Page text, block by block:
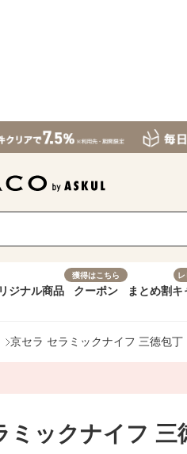
ジナル商品
獲得はこちら
クーポン まとめ割キ
京セラ セラミックナイフ 三徳包
ミックナイフ 三